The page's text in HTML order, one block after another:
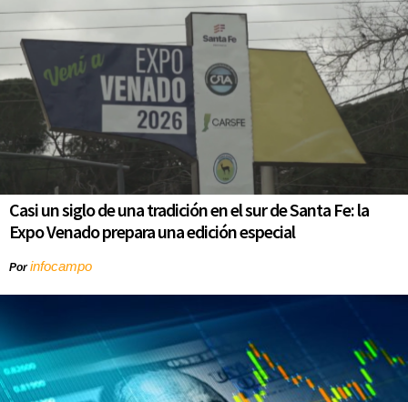
Casi un siglo de una tradición en el sur de Santa Fe: la
Expo Venado prepara una edición especial
Porinfocampo